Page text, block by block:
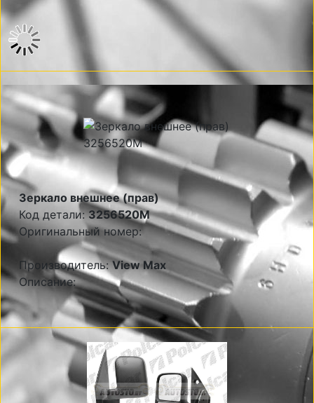
Зеркало внешнее (прав)
Код детали:3256520M
Оригинальный номер:
Производитель:View Max
Описание: